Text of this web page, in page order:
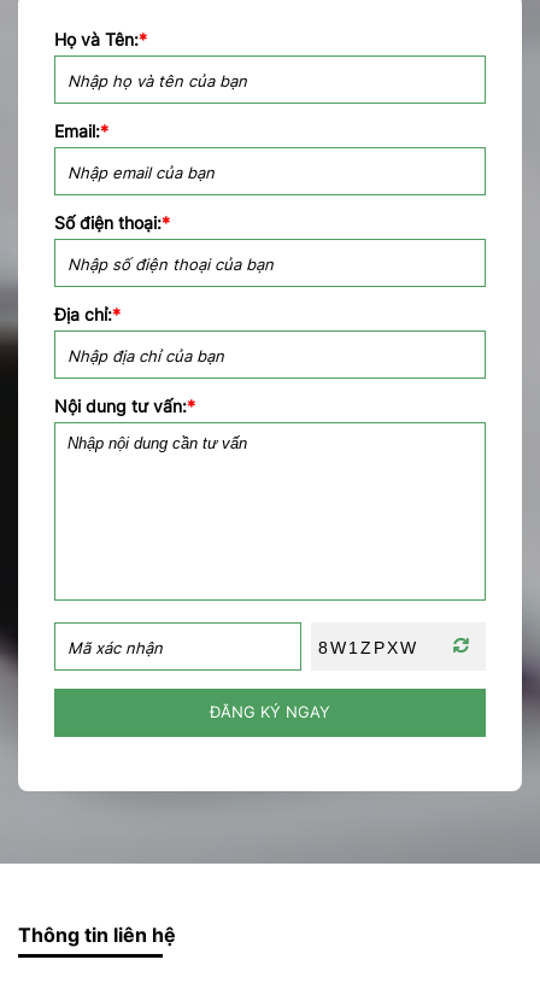
Họ và Tên:*
Email:*
Số điện thoại:*
Địa chỉ:*
Nội dung tư vấn:*
ĐĂNG KÝ NGAY
Thông tin liên hệ